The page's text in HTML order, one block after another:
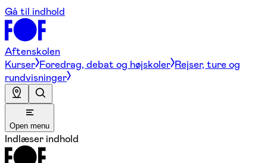
Gå til indhold
Aftenskolen
Kurser Foredrag, debat og højskoler Rejser, ture og
rundvisninger
Open menu
Indlæser indhold